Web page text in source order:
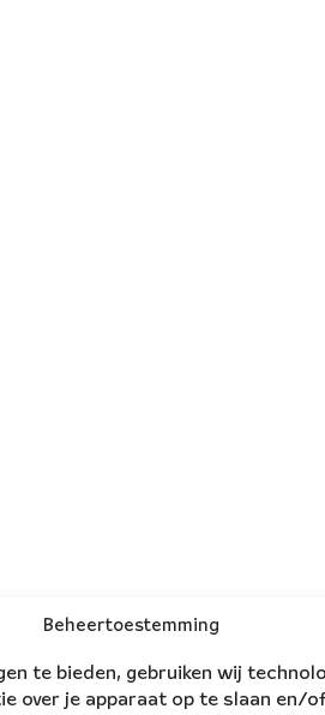
Beheertoestemming
te bieden, gebruiken wij
over je apparaat op te slaan en/